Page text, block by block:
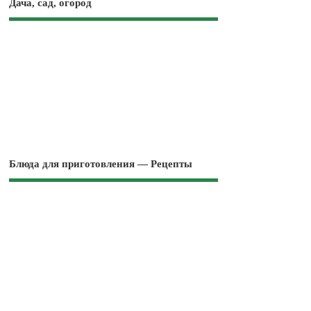
Дача, сад, огород
Блюда для приготовления — Рецепты